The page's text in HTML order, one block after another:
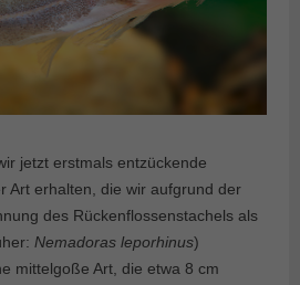
jetzt erstmals entzückende
Art erhalten, die wir aufgrund der
des Rückenflossenstachels als
Nemadoras leporhinus)
mittelgoße Art, die etwa 8 cm